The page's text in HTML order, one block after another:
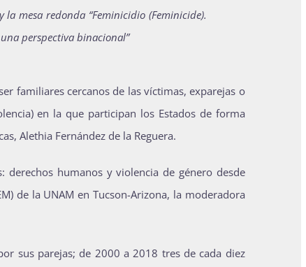
mesa redonda “Feminicidio (Feminicide).
perspectiva binacional”
familiares cercanos de las víctimas, exparejas o
en la que participan los Estados de forma
Alethia Fernández de la Reguera.
derechos humanos y violencia de género desde
de la UNAM en Tucson-Arizona, la moderadora
sus parejas; de 2000 a 2018 tres de cada diez